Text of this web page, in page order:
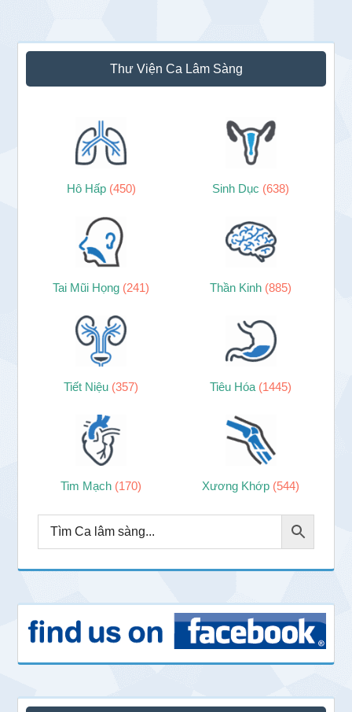
Sidebar
chính
Thư Viện Ca Lâm Sàng
Hô Hấp (450) Sinh Dục (638)
Tai Mũi Họng (241) Thần Kinh (885)
Tiết Niệu (357) Tiêu Hóa (1445)
Tim Mạch (170) Xương Khớp (544)